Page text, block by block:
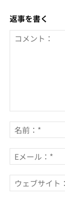
返事を書く
メ
ン
ト：